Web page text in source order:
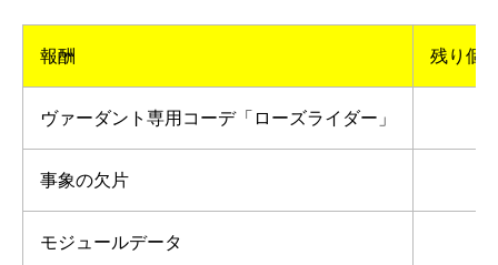
報酬 残り個
ヴァーダント専用コーデ「ローズライダー」
事象の欠片
モジュールデータ